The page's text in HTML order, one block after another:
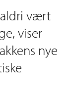
vært
viser
nye